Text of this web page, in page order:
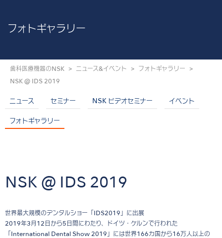
フォトギャラリー
歯科医療機器のNSK ニュース&イベント フォトギャラリー
NSK @ IDS 2019
ニュース セミナー NSK ビデオセミナー イベント
フォトギャラリー
NSK @ IDS 2019
世界最大規模のデンタルショー「IDS2019」に出展
2019年3月12日から5日間にわたり、ドイツ・ケルンで行われた
「International Dental Show 2019」には世界166カ国から16万人以上の